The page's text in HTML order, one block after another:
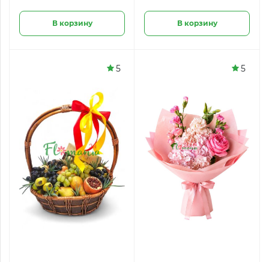
В корзину В корзину
5 5